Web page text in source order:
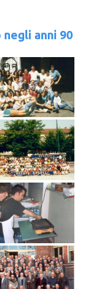
anni 90